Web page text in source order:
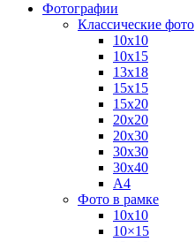
Фотографии
Классические фото
10х10
10х15
13х18
15х15
15х20
20х20
20х30
30х30
30х40
А4
Фото в рамке
10х10
10×15